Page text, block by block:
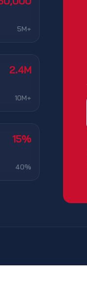
5M+
2.4M
10M+
15%
40%